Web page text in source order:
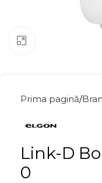
Prima pagină
Link-D
0